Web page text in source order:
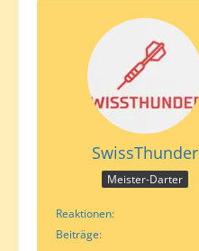
SwissThunder
Meister-Darter
Reaktionen
Beiträge